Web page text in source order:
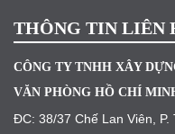
THÔNG TIN LIÊN
CÔNG TY TNHH XÂY
VĂN PHÒNG HỒ CHÍ
ĐC: 38/37 Chế Lan Viên,